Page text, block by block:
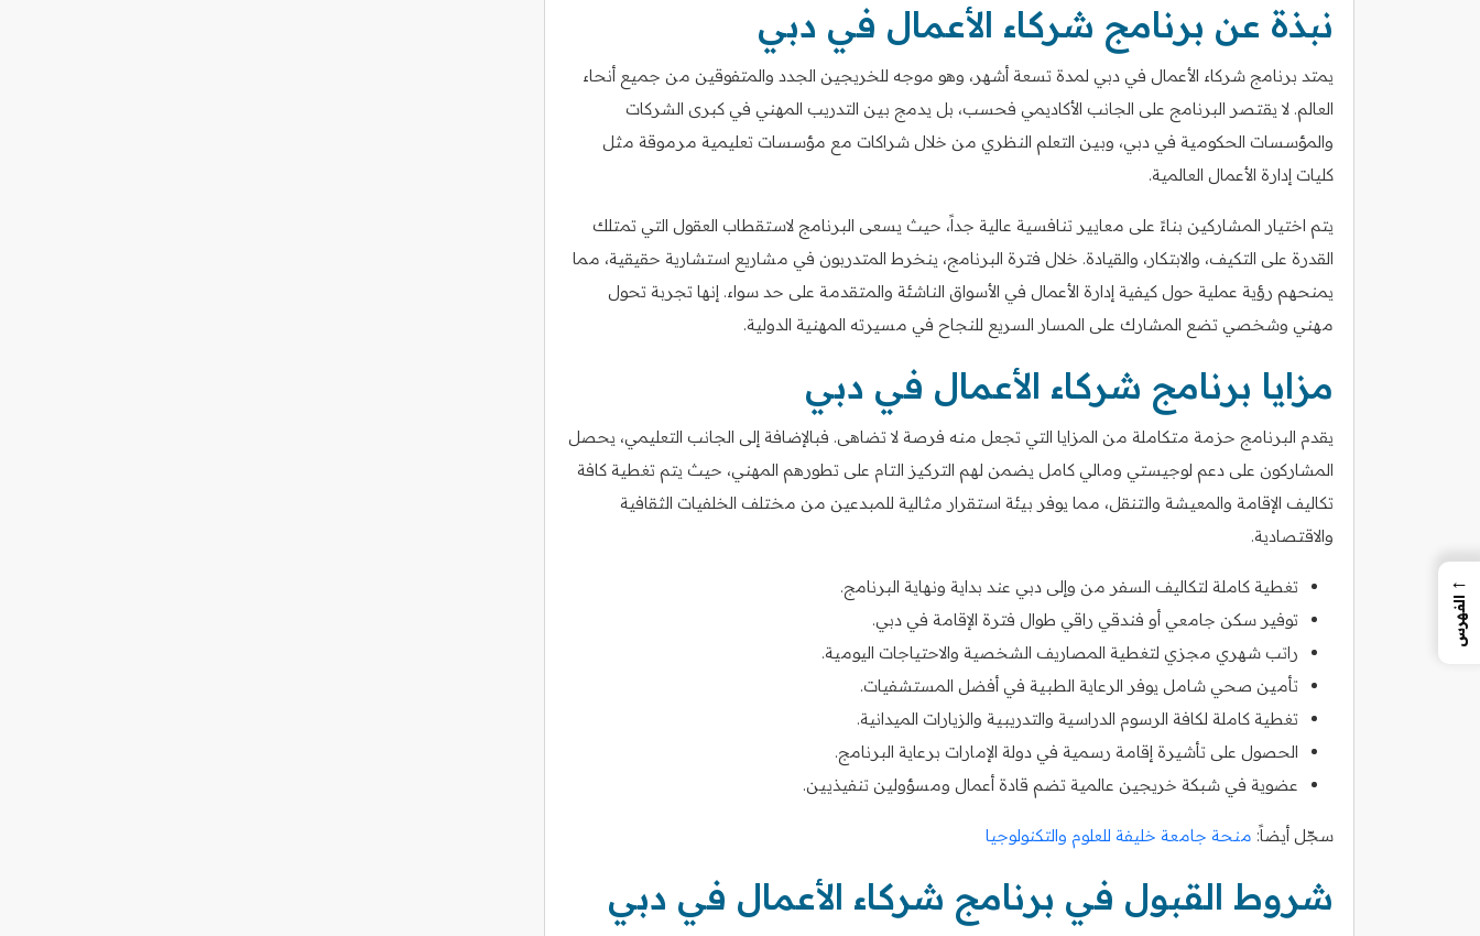
نبذة عن برنامج شركاء الأعمال في دبي
يمتد برنامج شركاء الأعمال في دبي لمدة تسعة أشهر، وهو موجه للخريجين الجدد والمتفوقين من جميع أنحاء
العالم. لا يقتصر البرنامج على الجانب الأكاديمي فحسب، بل يدمج بين التدريب المهني في كبرى الشركات
والمؤسسات الحكومية في دبي، وبين التعلم النظري من خلال شراكات مع مؤسسات تعليمية مرموقة مثل
كليات إدارة الأعمال العالمية.
يتم اختيار المشاركين بناءً على معايير تنافسية عالية جداً، حيث يسعى البرنامج لاستقطاب العقول التي تمتلك
القدرة على التكيف، والابتكار، والقيادة. خلال فترة البرنامج، ينخرط المتدربون في مشاريع استشارية حقيقية، مما
يمنحهم رؤية عملية حول كيفية إدارة الأعمال في الأسواق الناشئة والمتقدمة على حد سواء. إنها تجربة تحول
مهني وشخصي تضع المشارك على المسار السريع للنجاح في مسيرته المهنية الدولية.
مزايا برنامج شركاء الأعمال في دبي
يقدم البرنامج حزمة متكاملة من المزايا التي تجعل منه فرصة لا تضاهى. فبالإضافة إلى الجانب التعليمي، يحصل
المشاركون على دعم لوجيستي ومالي كامل يضمن لهم التركيز التام على تطورهم المهني، حيث يتم تغطية كافة
تكاليف الإقامة والمعيشة والتنقل، مما يوفر بيئة استقرار مثالية للمبدعين من مختلف الخلفيات الثقافية
والاقتصادية.
تغطية كاملة لتكاليف السفر من وإلى دبي عند بداية ونهاية البرنامج.
توفير سكن جامعي أو فندقي راقي طوال فترة الإقامة في دبي.
راتب شهري مجزي لتغطية المصاريف الشخصية والاحتياجات اليومية.
تأمين صحي شامل يوفر الرعاية الطبية في أفضل المستشفيات.
تغطية كاملة لكافة الرسوم الدراسية والتدريبية والزيارات الميدانية.
الحصول على تأشيرة إقامة رسمية في دولة الإمارات برعاية البرنامج.
عضوية في شبكة خريجين عالمية تضم قادة أعمال ومسؤولين تنفيذيين.
سجّل أيضاً: منحة جامعة خليفة للعلوم والتكنولوجيا
شروط القبول في برنامج شركاء الأعمال في دبي
←
الفهرس